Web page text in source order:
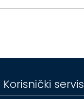
Korisnički servis